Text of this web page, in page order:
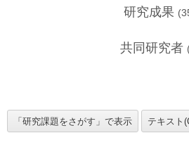
研究成果 (
共同研究者